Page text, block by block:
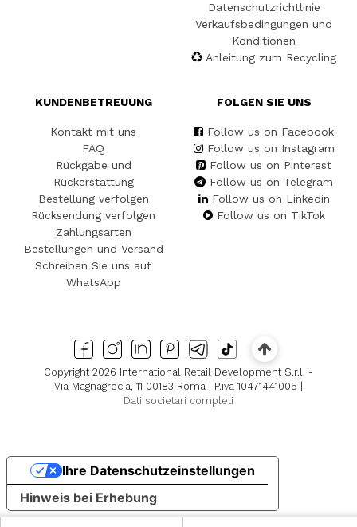
Datenschutzrichtlinie
Verkaufsbedingungen und
Konditionen
Anleitung zum Recycling
KUNDENBETREUUNG
Kontakt mit uns
FAQ
Rückgabe und
Rückerstattung
Bestellung verfolgen
Rücksendung verfolgen
Zahlungsarten
Bestellungen und Versand
Schreiben Sie uns auf
WhatsApp
FOLGEN SIE UNS
Follow us on Facebook
Follow us on Instagram
Follow us on Pinterest
Follow us on Telegram
Follow us on Linkedin
Follow us on TikTok
Copyright 2026 International Retail Development S.r.l. -
Via Magnagrecia, 11 00183 Roma | P.iva 10471441005 |
Dati societari completi
Hinweis bei Erhebung
Ihre Datenschutzeinstellungen